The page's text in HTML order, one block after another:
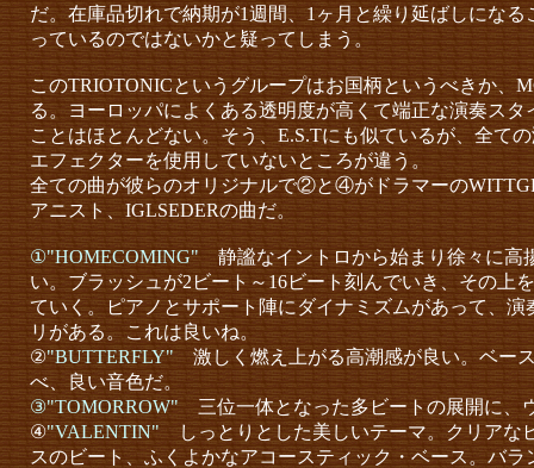
だ。在庫品切れで納期が1週間、1ヶ月と繰り延ばしにな
っているのではないかと疑ってしまう。
このTRIOTONICというグループはお国柄というべきか、
る。ヨーロッパによくある透明度が高くて端正な演奏スタ
ことはほとんどない。そう、E.S.Tにも似ているが、全て
エフェクターを使用していないところが違う。
全ての曲が彼らのオリジナルで②と④がドラマーの
アニスト、IGLSEDERの曲だ。
①"HOMECOMING"静謐なイントロから始まり徐々に高
い。ブラッシュが2ビート～16ビート刻んでいき、その上
ていく。ピアノとサポート陣にダイナミズムがあって、
リがある。これは良いね。
②"BUTTERFLY"激しく燃え上がる高潮感が良い。ベー
べ、良い音色だ。
③"TOMORROW"三位一体となった多ビートの展開に、
④"VALENTIN"しっとりとした美しいテーマ。クリアな
スのビート、ふくよかなアコースティック・ベース。バラ